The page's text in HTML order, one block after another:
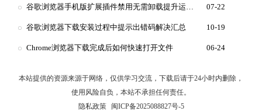
谷歌浏览器手机版扩展插件禁用无需卸载提升运行速度 07-22
谷歌浏览器下载安装过程中提示出错码解决汇总 10-19
Chrome浏览器下载完成后如何快速打开文件 06-24
本站提供的资源来源于网络，仅供学习交流，下载后请于24小时内删除，
使用风险自负，本站不承担任何责任。
隐私政策
闽ICP备2025088827号-5